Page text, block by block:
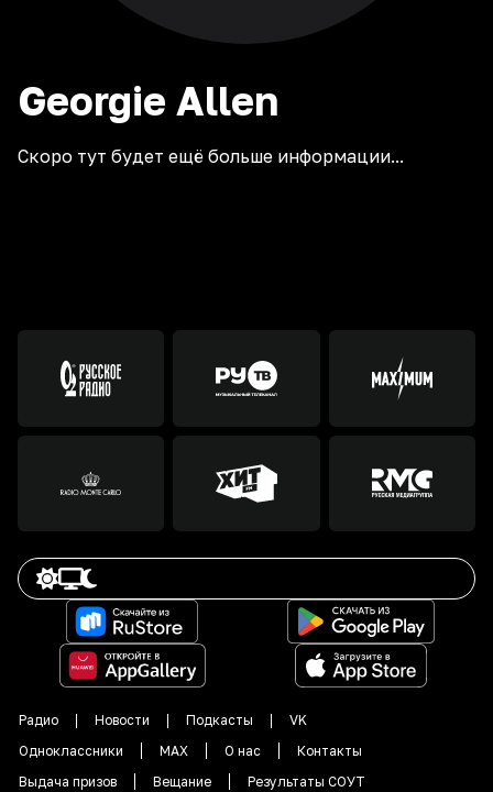
Georgie Allen
Скоро тут будет ещё больше информации...
Радио Новости Подкасты
VK
Одноклассники
MAX О нас
Контакты
Выдача призов
Вещание Результаты СОУТ